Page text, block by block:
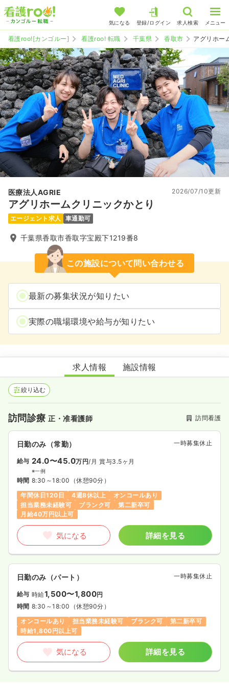
気になる 登録/ログイン 求人検索 メニュー
看護roo![カンゴルー] 看護roo! 転職 千葉県 香取市 アグリホー
医療法人AGRIE
アグリホームクリニックかとり
2026/07/10更新
エージェント求人 車通勤可
千葉県香取市香取字宝殿下1219番8
この施設について問い合わせる
最新の募集状況が知りたい
実際の職場環境や給与が知りたい
アグリホームクリニックかとり
求人情報 施設情報
絞り込む
訪問診療正・准看護師 訪問看護
日勤のみ（常勤） 一時募集休止
給与 24.0〜45.0万円/月 賞与3.5ヶ月
※一例
時間 8:30～18:00 （休憩90分）
年間休日120日
4週8休以上
オンコールあり
担当業務未経験可
ブランク可
第二新卒可
月給40万円以上可
気になる 詳細を見る
日勤のみ（パート） 一時募集休止
給与 時給1,500〜1,800円
時間 8:30～18:00 （休憩90分）
オンコールあり
担当業務未経験可 ブランク可
第二新卒可
時給1,800円以上可
気になる 詳細を見る